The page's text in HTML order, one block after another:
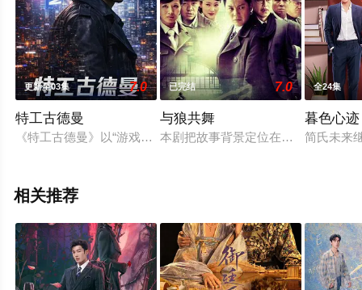
电视剧、电视猫或剧情网等平台了解。
更新至03集 7.0
特工古德曼
《特工古德曼》以“游戏与现实碰撞”为主线，讲述未来游戏角色
已完结 7.0
与狼共舞
本剧把故事背景定位在了辽沈战役胜
全24集
暮色心迹
简氏未来
相关推荐